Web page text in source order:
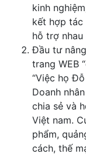
kinh
kết hợp tác
hỗ trợ
Đầu tư
trang WEB
“Việc họ
Doanh
chia sẻ và
Việt nam.
phẩm,
cách, thế